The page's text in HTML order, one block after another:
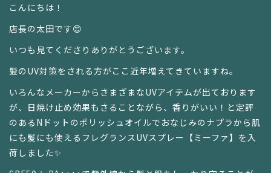
こんにちは！
店長の太田です😊
いつも見てくださりありがとうございます。
髪のUV対策をされる方がここ近年増えてきていますね。
いろんなメーカーからさまざまなUVアイテムが出ております
が、 日焼け止め効果もさることながら、香りがいい！と定評
のあるNドットのポリッシュオイルでおなじみのナプラから肌
にも髪にも使えるフレグランスUVスプレー【ミーファ】を入
荷しました✨